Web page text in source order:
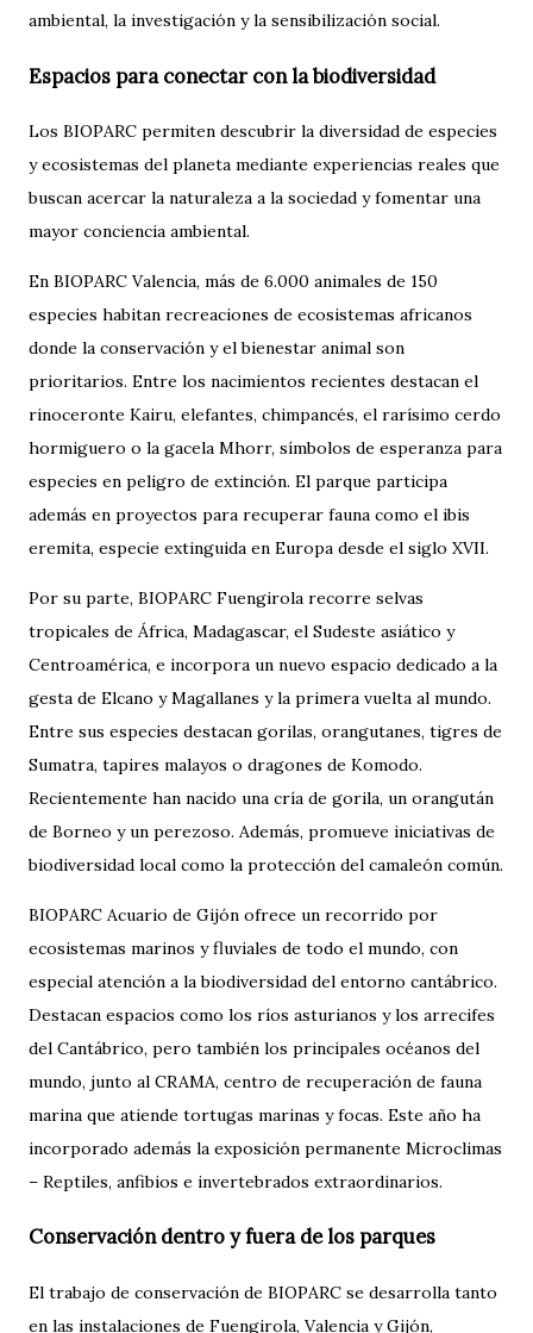
ambiental, la investigación y la sensibilización social.
Espacios para conectar con la biodiversidad
Los BIOPARC permiten descubrir la diversidad de especies
y ecosistemas del planeta mediante experiencias reales que
buscan acercar la naturaleza a la sociedad y fomentar una
mayor conciencia ambiental.
En BIOPARC Valencia, más de 6.000 animales de 150
especies habitan recreaciones de ecosistemas africanos
donde la conservación y el bienestar animal son
prioritarios. Entre los nacimientos recientes destacan el
rinoceronte Kairu, elefantes, chimpancés, el rarísimo cerdo
hormiguero o la gacela Mhorr, símbolos de esperanza para
especies en peligro de extinción. El parque participa
además en proyectos para recuperar fauna como el ibis
eremita, especie extinguida en Europa desde el siglo XVII.
Por su parte, BIOPARC Fuengirola recorre selvas
tropicales de África, Madagascar, el Sudeste asiático y
Centroamérica, e incorpora un nuevo espacio dedicado a la
gesta de Elcano y Magallanes y la primera vuelta al mundo.
Entre sus especies destacan gorilas, orangutanes, tigres de
Sumatra, tapires malayos o dragones de Komodo.
Recientemente han nacido una cría de gorila, un orangután
de Borneo y un perezoso. Además, promueve iniciativas de
biodiversidad local como la protección del camaleón común.
BIOPARC Acuario de Gijón ofrece un recorrido por
ecosistemas marinos y fluviales de todo el mundo, con
especial atención a la biodiversidad del entorno cantábrico.
Destacan espacios como los ríos asturianos y los arrecifes
del Cantábrico, pero también los principales océanos del
mundo, junto al CRAMA, centro de recuperación de fauna
marina que atiende tortugas marinas y focas. Este año ha
incorporado además la exposición permanente Microclimas
– Reptiles, anfibios e invertebrados extraordinarios.
Conservación dentro y fuera de los parques
El trabajo de conservación de BIOPARC se desarrolla tanto
en las instalaciones de Fuengirola, Valencia y Gijón,